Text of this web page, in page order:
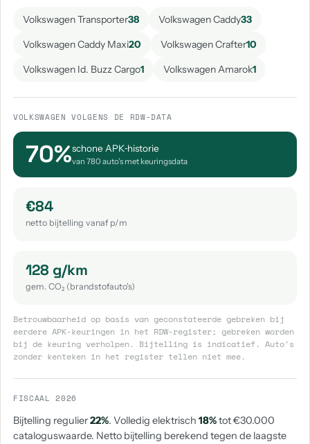
aantal: 1 aantal: 1
Volkswagen Transporter38 Volkswagen Caddy33
Volkswagen Caddy Maxi20 Volkswagen Crafter10
Volkswagen Id. Buzz Cargo1 Volkswagen Amarok1
VOLKSWAGEN VOLGENS DE RDW-DATA
70%schone APK‑historie
van 780 auto's met keuringsdata
€84
netto bijtelling vanaf p/m
128 g/km
gem. CO₂ (brandstofauto's)
Betrouwbaarheid op basis van geconstateerde gebreken bij
eerdere APK-keuringen in het RDW-register; gebreken worden
bij de keuring verholpen. Bijtelling is indicatief. Auto's
zonder kenteken in het register tellen niet mee.
FISCAAL 2026
Bijtelling regulier22%. Volledig elektrisch 18%tot €30.000
cataloguswaarde. Netto bijtelling berekend tegen de laagste